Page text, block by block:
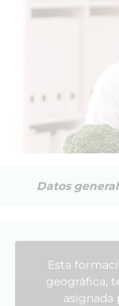
Datos
Esta
geográfica,
asignada